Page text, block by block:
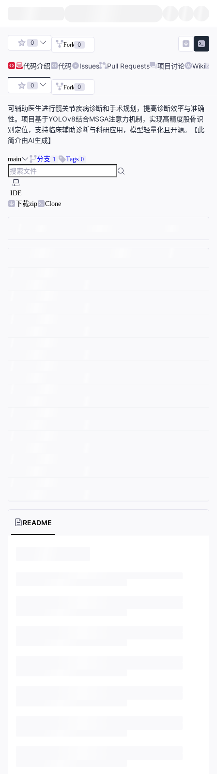
0 Fork 0
代码介绍 代码 Issues Pull Requests 项目讨论 Wiki
0 Fork 0
可辅助医生进行髋关节疾病诊断和手术规划，提高诊断效率与准确
性。项目基于YOLOv8结合MSGA注意力机制，实现高精度股骨识
别定位，支持临床辅助诊断与科研应用，模型轻量化且开源。【此
简介由AI生成】
main 分支 1 Tags 0
IDE
下载zip
Clone
README